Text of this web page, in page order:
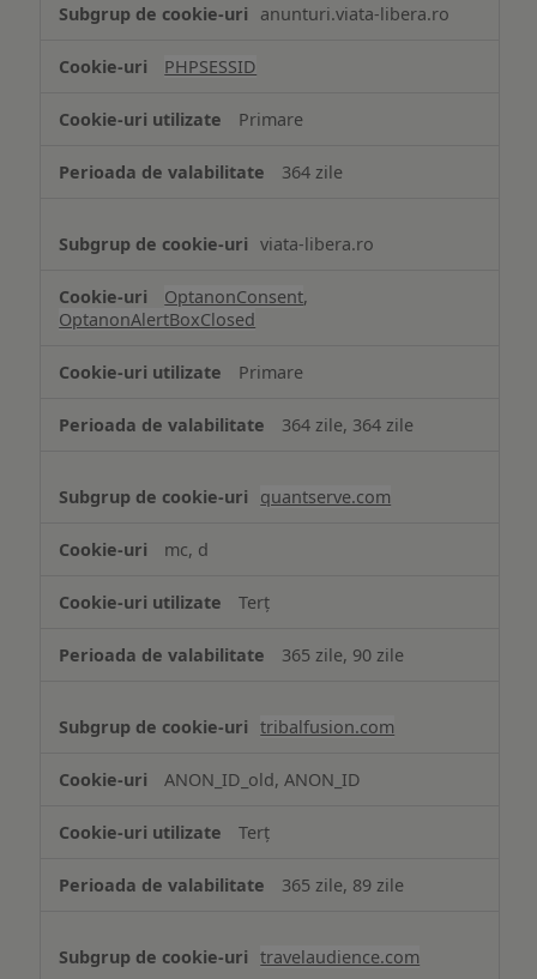
de
Cookie
necesare
anunturi.viata-libera.ro
PHPSESSID
Primare
364 zile
viata-libera.ro
OptanonConsent,
OptanonAlertBoxClosed
Primare
364 zile, 364 zile
quantserve.com
mc, d
Terț
365 zile, 90 zile
tribalfusion.com
ANON_ID_old, ANON_ID
Terț
365 zile, 89 zile
travelaudience.com